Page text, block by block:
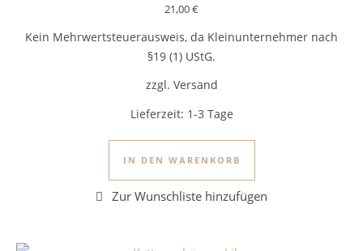
21,00€
Kein Mehrwertsteuerausweis, da Kleinunternehmer nach
§19 (1) UStG.
zzgl. Versand
Lieferzeit: 1-3 Tage
IN DEN WARENKORB